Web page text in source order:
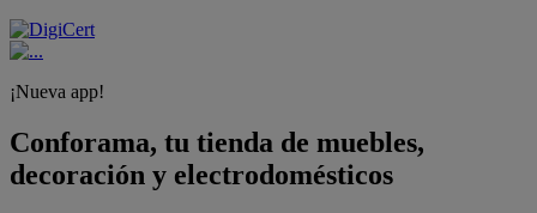
¡Nueva app!
Conforama, tu tienda de muebles,
decoración y electrodomésticos